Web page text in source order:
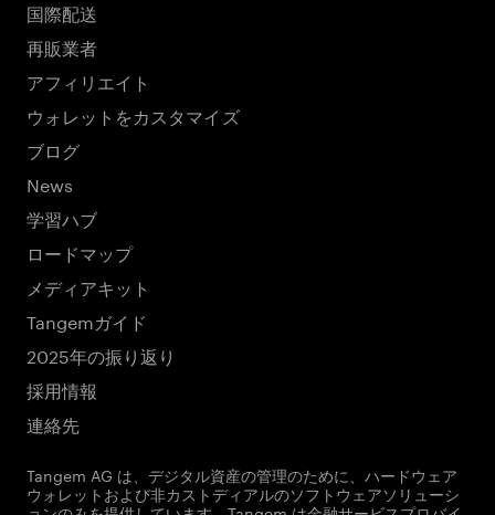
国際配送
再販業者
アフィリエイト
ウォレットをカスタマイズ
ブログ
News
学習ハブ
ロードマップ
メディアキット
Tangemガイド
2025年の振り返り
採用情報
連絡先
Tangem AG は、デジタル資産の管理のために、ハードウェア
ウォレットおよび非カストディアルのソフトウェアソリューシ